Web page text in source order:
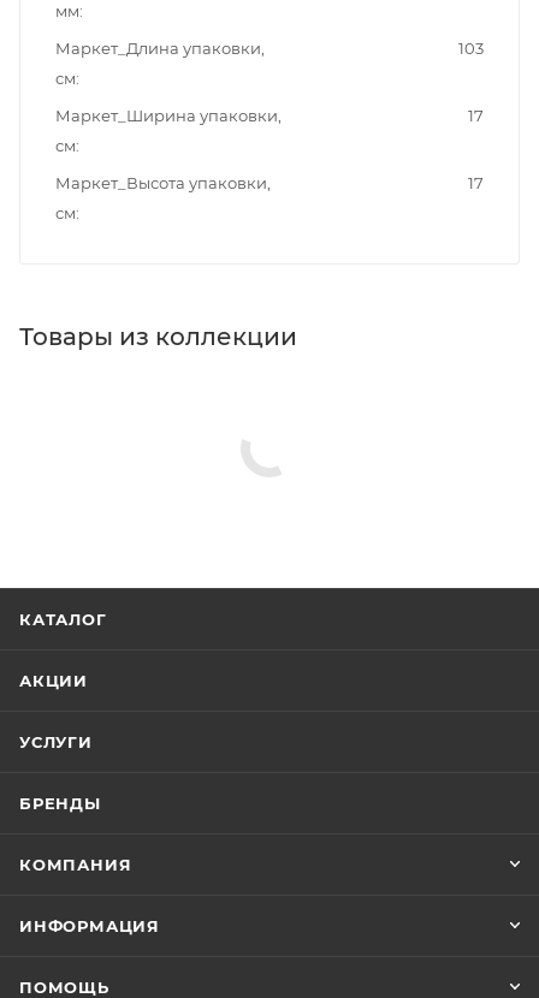
мм
Маркет_Длина упаковки,
см
103
Маркет_Ширина упаковки,
см
17
Маркет_Высота упаковки,
см
17
Товары из коллекции
Да
Реквизиты
Бренд
Код товара
Максимальная цена
Серия
Страна
Гарантия